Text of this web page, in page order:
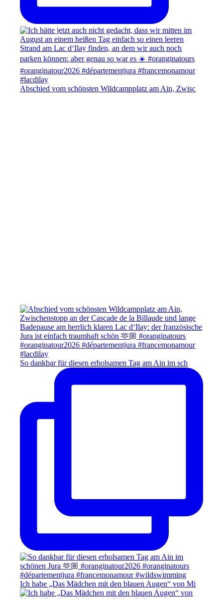
Abschied vom schönsten Wildcampplatz am Ain, Zwisc
So dankbar für diesen erholsamen Tag am Ain im sch
Ich habe „Das Mädchen mit den blauen Augen“ von Mi